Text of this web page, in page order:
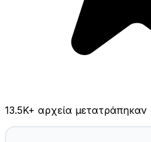
13.5K+ αρχεία μετατράπηκαν